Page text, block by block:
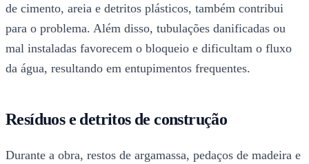
de cimento, areia e detritos plásticos, também contribui
para o problema. Além disso, tubulações danificadas ou
mal instaladas favorecem o bloqueio e dificultam o fluxo
da água, resultando em entupimentos frequentes.
Resíduos e detritos de construção
Durante a obra, restos de argamassa, pedaços de madeira e